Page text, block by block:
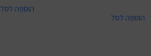
הוספה לסל
הוספה לסל